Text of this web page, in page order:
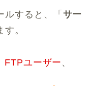
ルすると、「 サー
す。
FTPユーザー 、